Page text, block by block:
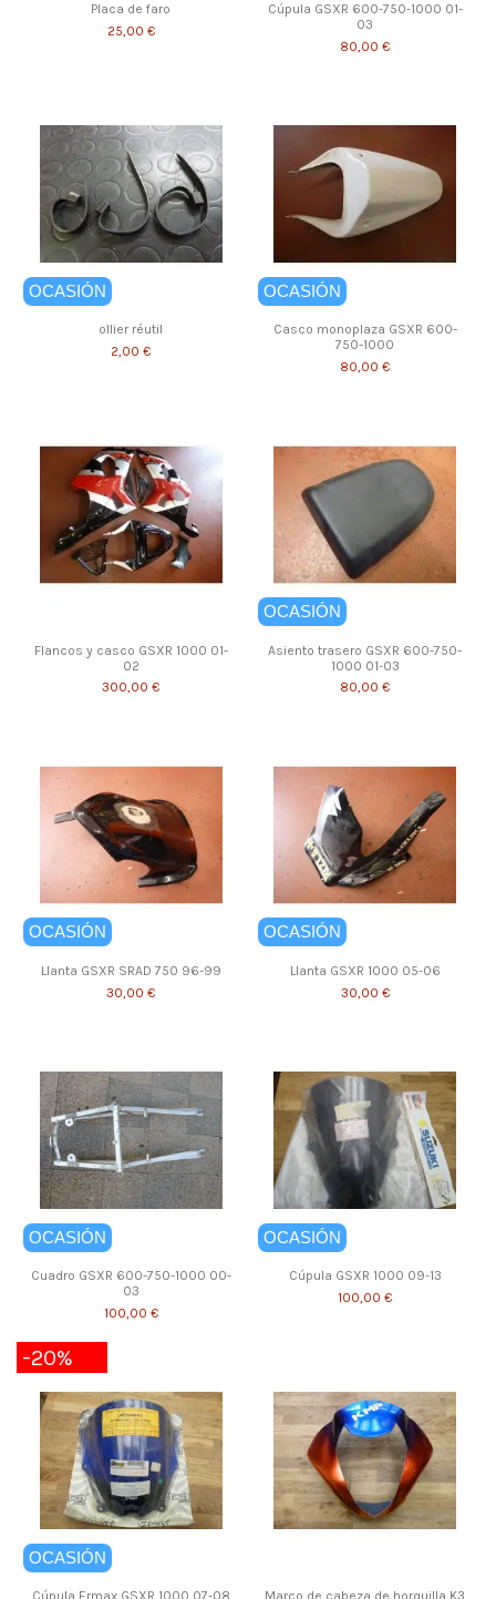
Placa de faro
25,00 €
Cúpula GSXR 600-750-1000 01-
03
80,00 €
OCASIÓN
ollier réutil
2,00 €
OCASIÓN
Casco monoplaza GSXR 600-
750-1000
80,00 €
Flancos y casco GSXR 1000 01-
02
300,00 €
OCASIÓN
Asiento trasero GSXR 600-750-
1000 01-03
80,00 €
OCASIÓN
Llanta GSXR SRAD 750 96-99
30,00 €
OCASIÓN
Llanta GSXR 1000 05-06
30,00 €
OCASIÓN
Cuadro GSXR 600-750-1000 00-
03
100,00 €
OCASIÓN
Cúpula GSXR 1000 09-13
100,00 €
OCASIÓN
-20%